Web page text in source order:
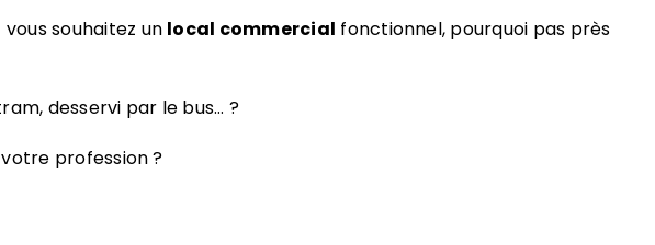
souhaitez un local commercial fonctionnel, pourquoi pas près
desservi par le bus… ?
profession ?